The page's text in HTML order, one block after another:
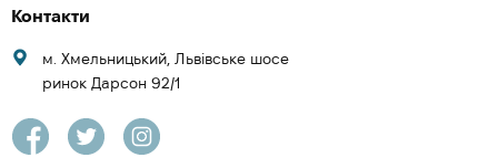
Контакти
м. Хмельницький, Львівське шосе
ринок Дарсон 92/1